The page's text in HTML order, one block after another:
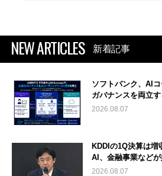
NEW ARTICLES 新着記事
ソフトバンク、AI
ガバナンスを両立
2026.08.07
KDDIの1Q決算は
AI、金融事業など
2026.08.07